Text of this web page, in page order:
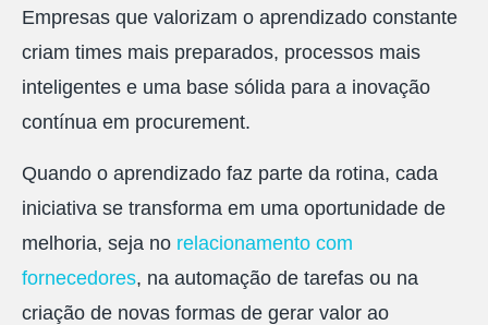
Empresas que valorizam o aprendizado constante
criam times mais preparados, processos mais
inteligentes e uma base sólida para a inovação
contínua em procurement.
Quando o aprendizado faz parte da rotina, cada
iniciativa se transforma em uma oportunidade de
melhoria, seja no relacionamento com
fornecedores, na automação de tarefas ou na
criação de novas formas de gerar valor ao